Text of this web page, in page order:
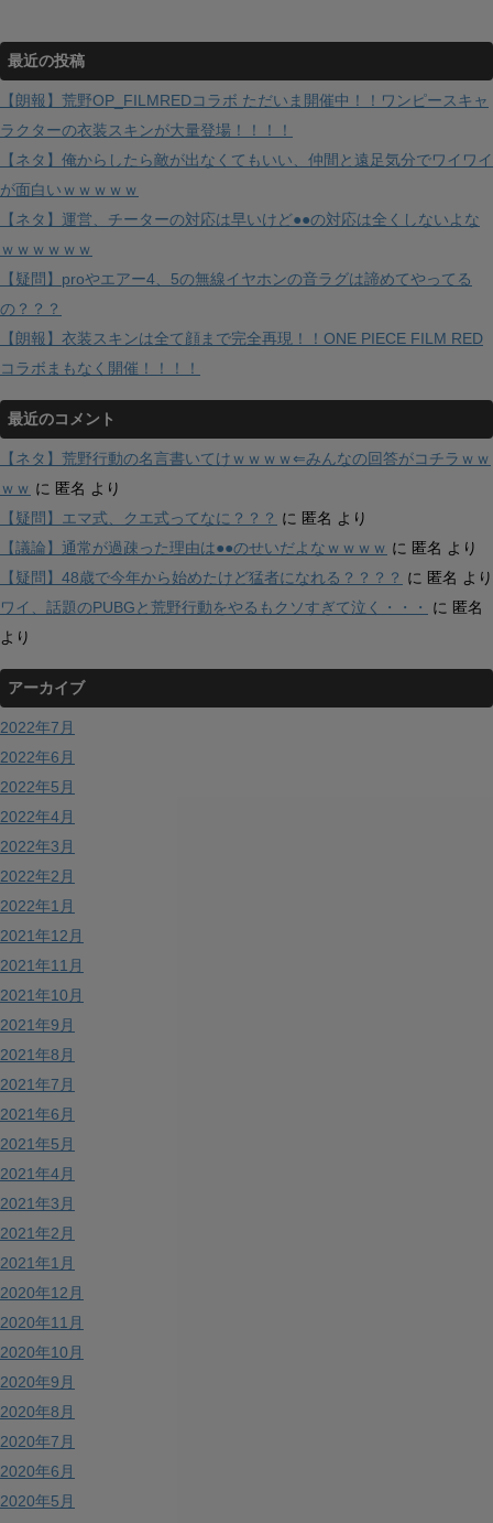
最近の投稿
【朗報】荒野OP_FILMREDコラボ ただいま開催中！！ワンピースキャ
ラクターの衣装スキンが大量登場！！！！
【ネタ】俺からしたら敵が出なくてもいい、仲間と遠足気分でワイワイ
が面白いｗｗｗｗｗ
【ネタ】運営、チーターの対応は早いけど●●の対応は全くしないよな
ｗｗｗｗｗｗ
【疑問】proやエアー4、5の無線イヤホンの音ラグは諦めてやってる
の？？？
【朗報】衣装スキンは全て顔まで完全再現！！ONE PIECE FILM RED
コラボまもなく開催！！！！
最近のコメント
【ネタ】荒野行動の名言書いてけｗｗｗｗ⇐みんなの回答がコチラｗｗ
ｗｗ に 匿名 より
【疑問】エマ式、クエ式ってなに？？？ に 匿名 より
【議論】通常が過疎った理由は●●のせいだよなｗｗｗｗ に 匿名 より
【疑問】48歳で今年から始めたけど猛者になれる？？？？ に 匿名 より
ワイ、話題のPUBGと荒野行動をやるもクソすぎて泣く・・・
に 匿名
より
アーカイブ
2022年7月
2022年6月
2022年5月
2022年4月
2022年3月
2022年2月
2022年1月
2021年12月
2021年11月
2021年10月
2021年9月
2021年8月
2021年7月
2021年6月
2021年5月
2021年4月
2021年3月
2021年2月
2021年1月
2020年12月
2020年11月
2020年10月
2020年9月
2020年8月
2020年7月
2020年6月
2020年5月